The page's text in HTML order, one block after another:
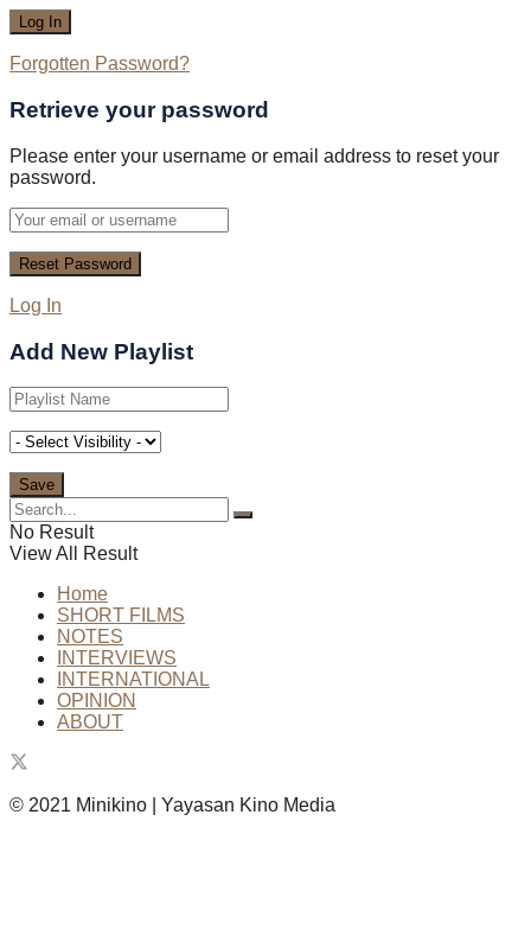
Forgotten Password?
Retrieve your password
Please enter your username or email address to reset your
password.
Log In
Add New Playlist
No Result
View All Result
Home
SHORT FILMS
NOTES
INTERVIEWS
INTERNATIONAL
OPINION
ABOUT
© 2021 Minikino | Yayasan Kino Media